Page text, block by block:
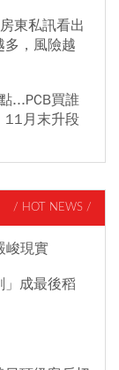
東私訊看出
多，風險越
...PCB買誰
11月末升段
/ HOT NEWS /
峻現實
」成最後稻